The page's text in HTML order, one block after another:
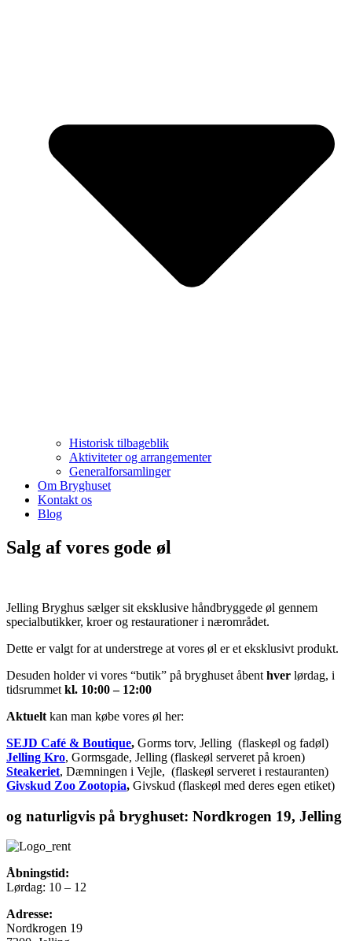
Historisk tilbageblik
Aktiviteter og arrangementer
Generalforsamlinger
Om Bryghuset
Kontakt os
Blog
Salg af vores gode øl
Jelling Bryghus sælger sit eksklusive håndbryggede øl gennem
specialbutikker, kroer og restaurationer i nærområdet.
Dette er valgt for at understrege at vores øl er et eksklusivt produkt.
Desuden holder vi vores “butik” på bryghuset åbent hver lørdag, i
tidsrummet kl. 10:00 – 12:00
Aktuelt kan man købe vores øl her:
SEJD Café & Boutique, Gorms torv, Jelling (flaskeøl og fadøl)
Jelling Kro, Gormsgade, Jelling (flaskeøl serveret på kroen)
Steakeriet, Dæmningen i Vejle, (flaskeøl serveret i restauranten)
Givskud Zoo Zootopia, Givskud (flaskeøl med deres egen etiket)
og naturligvis på bryghuset: Nordkrogen 19, Jelling
Åbningstid:
Lørdag: 10 – 12
Adresse:
Nordkrogen 19